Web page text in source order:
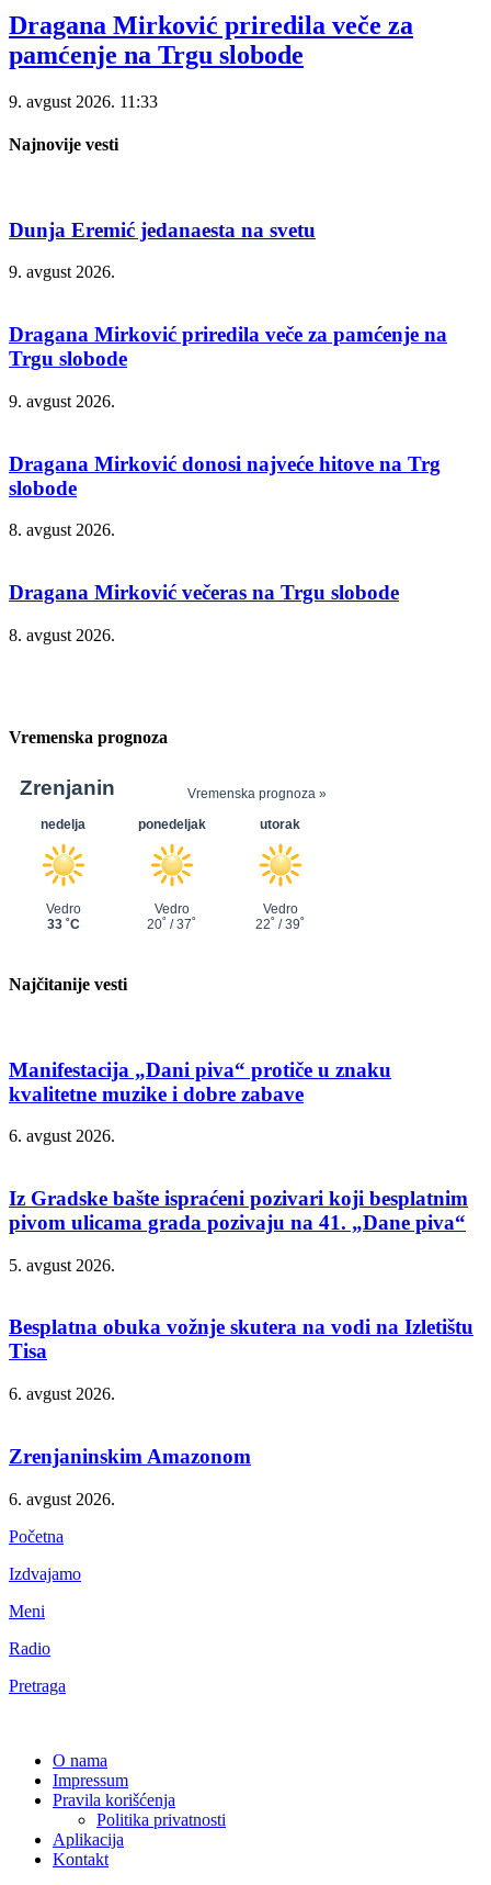
Dragana Mirković priredila veče za
pamćenje na Trgu slobode
9. avgust 2026. 11:33
Najnovije vesti
Dunja Eremić jedanaesta na svetu
9. avgust 2026.
Dragana Mirković priredila veče za pamćenje na
Trgu slobode
9. avgust 2026.
Dragana Mirković donosi najveće hitove na Trg
slobode
8. avgust 2026.
Dragana Mirković večeras na Trgu slobode
8. avgust 2026.
Vremenska prognoza
Najčitanije vesti
Manifestacija „Dani piva“ protiče u znaku
kvalitetne muzike i dobre zabave
6. avgust 2026.
Iz Gradske bašte ispraćeni pozivari koji besplatnim
pivom ulicama grada pozivaju na 41. „Dane piva“
5. avgust 2026.
Besplatna obuka vožnje skutera na vodi na Izletištu
Tisa
6. avgust 2026.
Zrenjaninskim Amazonom
6. avgust 2026.
Početna
Izdvajamo
Meni
Radio
Pretraga
O nama
Impressum
Pravila korišćenja
Politika privatnosti
Aplikacija
Kontakt